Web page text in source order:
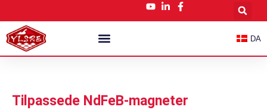
indholdet
DA
Tilpassede NdFeB-magneter